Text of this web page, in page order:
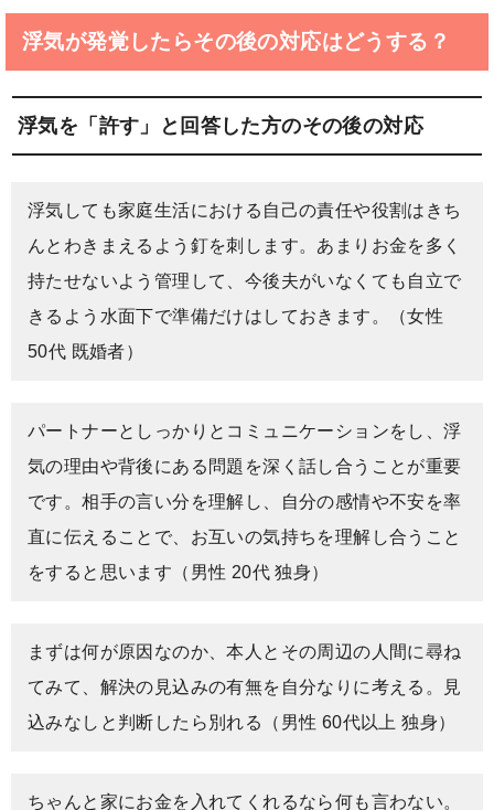
浮気が発覚したらその後の対応はどうする？
浮気を「許す」と回答した方のその後の対応
浮気しても家庭生活における自己の責任や役割はきち
んとわきまえるよう釘を刺します。あまりお金を多く
持たせないよう管理して、今後夫がいなくても自立で
きるよう水面下で準備だけはしておきます。（女性
50代 既婚者）
パートナーとしっかりとコミュニケーションをし、浮
気の理由や背後にある問題を深く話し合うことが重要
です。相手の言い分を理解し、自分の感情や不安を率
直に伝えることで、お互いの気持ちを理解し合うこと
をすると思います（男性 20代 独身）
まずは何が原因なのか、本人とその周辺の人間に尋ね
てみて、解決の見込みの有無を自分なりに考える。見
込みなしと判断したら別れる（男性 60代以上 独身）
ちゃんと家にお金を入れてくれるなら何も言わない。